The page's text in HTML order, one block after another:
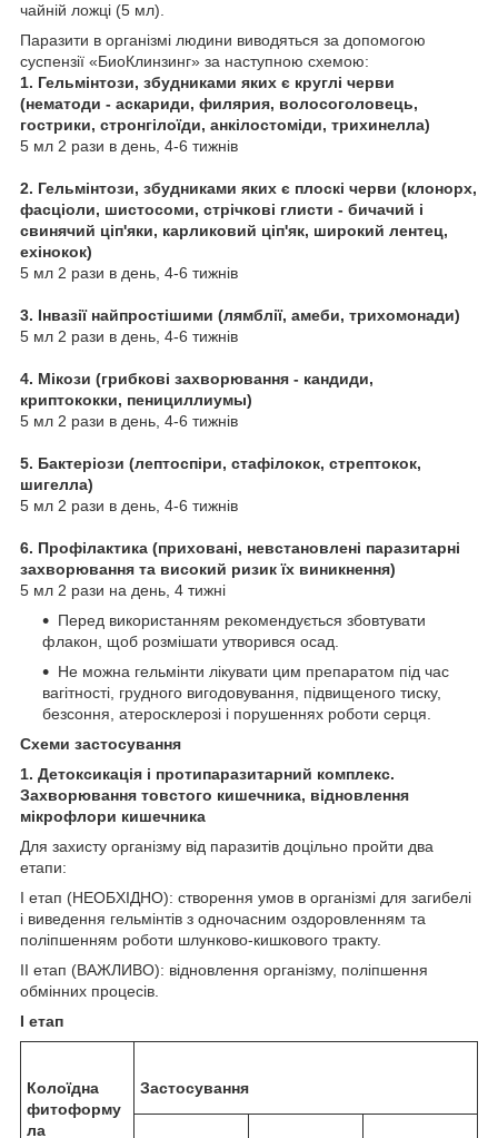
чайній ложці (5 мл).
Паразити в організмі людини виводяться за допомогою
суспензії «БиоКлинзинг» за наступною схемою:
1. Гельмінтози, збудниками яких є круглі черви
(нематоди - аскариди, филярия, волосоголовець,
гострики, стронгілоїди, анкілостоміди, трихинелла)
5 мл 2 рази в день, 4-6 тижнів
2. Гельмінтози, збудниками яких є плоскі черви (клонорх,
фасціоли, шистосоми, стрічкові глисти - бичачий і
свинячий ціп'яки, карликовий ціп'як, широкий лентец,
ехінокок)
5 мл 2 рази в день, 4-6 тижнів
3. Інвазії найпростішими (лямблії, амеби, трихомонади)
5 мл 2 рази в день, 4-6 тижнів
4. Мікози (грибкові захворювання - кандиди,
криптококки, пенициллиумы)
5 мл 2 рази в день, 4-6 тижнів
5. Бактеріози (лептоспіри, стафілокок, стрептокок,
шигелла)
5 мл 2 рази в день, 4-6 тижнів
6. Профілактика (приховані, невстановлені паразитарні
захворювання та високий ризик їх виникнення)
5 мл 2 рази на день, 4 тижні
Перед використанням рекомендується збовтувати
флакон, щоб розмішати утворився осад.
Не можна гельмінти лікувати цим препаратом під час
вагітності, грудного вигодовування, підвищеного тиску,
безсоння, атеросклерозі і порушеннях роботи серця.
Схеми застосування
1. Детоксикація і протипаразитарний комплекс.
Захворювання товстого кишечника, відновлення
мікрофлори кишечника
Для захисту організму від паразитів доцільно пройти два
етапи:
I етап (НЕОБХІДНО): створення умов в організмі для загибелі
і виведення гельмінтів з одночасним оздоровленням та
поліпшенням роботи шлунково-кишкового тракту.
II етап (ВАЖЛИВО): відновлення організму, поліпшення
обмінних процесів.
I етап
Колоїдна
фитоформу
ла
Застосування